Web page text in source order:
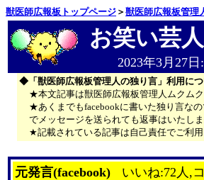
獣医師広報板トップページ ＞ 獣医師広報板管理
お笑い芸
2023年3月27
◆「獣医師広報板管理人の独り言」利用に
★本文記事は獣医師広報板管理人ムクム
★あくまでもfacebookに書いた独り言な
でメッセージを送られても返事はいたしま
★記載されている記事は自己責任でご利用
元発言(facebook)
いいね:72人,